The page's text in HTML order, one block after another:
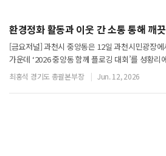
환경정화 활동과 이웃 간 소통 통해 깨
[금요저널] 과천시 중앙동은 12일 과천시민광장
가운데 ‘2026 중앙동 함께 플로깅 대회’를 성황리
주민들이 함께 걸으며 마을 환경을 가꾸고 이웃 간
마련됐다.‘플로깅’은 걷기나 조깅을
최홍석 경기도 총괄본부장 Jun. 12, 2026